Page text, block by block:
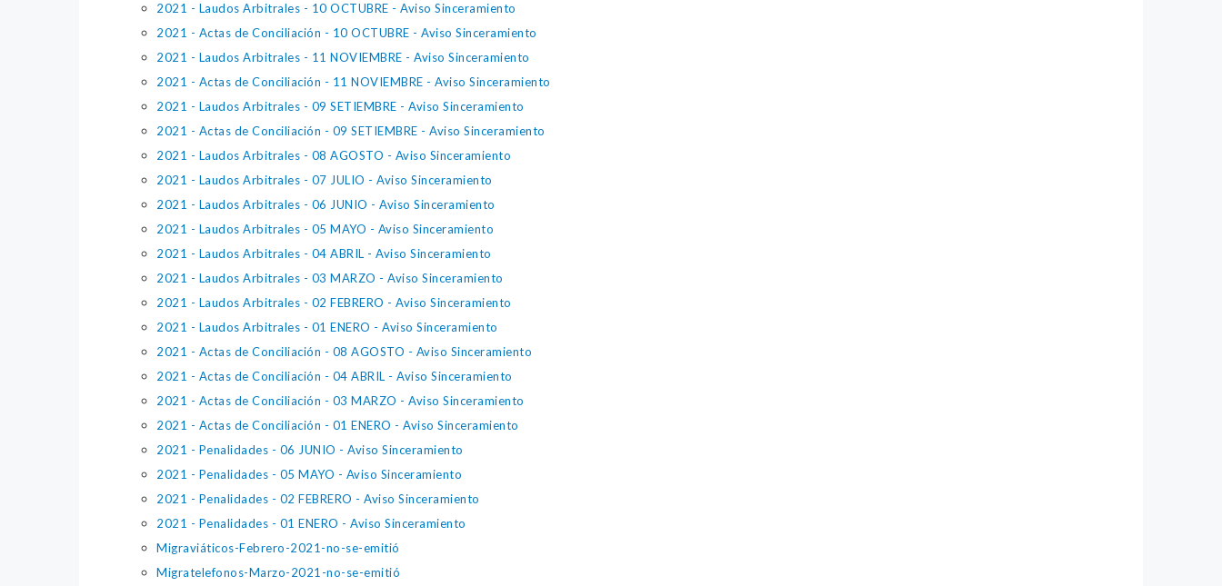
2021 - Laudos Arbitrales - 10 OCTUBRE - Aviso Sinceramiento
2021 - Actas de Conciliación - 10 OCTUBRE - Aviso Sinceramiento
2021 - Laudos Arbitrales - 11 NOVIEMBRE - Aviso Sinceramiento
2021 - Actas de Conciliación - 11 NOVIEMBRE - Aviso Sinceramiento
2021 - Laudos Arbitrales - 09 SETIEMBRE - Aviso Sinceramiento
2021 - Actas de Conciliación - 09 SETIEMBRE - Aviso Sinceramiento
2021 - Laudos Arbitrales - 08 AGOSTO - Aviso Sinceramiento
2021 - Laudos Arbitrales - 07 JULIO - Aviso Sinceramiento
2021 - Laudos Arbitrales - 06 JUNIO - Aviso Sinceramiento
2021 - Laudos Arbitrales - 05 MAYO - Aviso Sinceramiento
2021 - Laudos Arbitrales - 04 ABRIL - Aviso Sinceramiento
2021 - Laudos Arbitrales - 03 MARZO - Aviso Sinceramiento
2021 - Laudos Arbitrales - 02 FEBRERO - Aviso Sinceramiento
2021 - Laudos Arbitrales - 01 ENERO - Aviso Sinceramiento
2021 - Actas de Conciliación - 08 AGOSTO - Aviso Sinceramiento
2021 - Actas de Conciliación - 04 ABRIL - Aviso Sinceramiento
2021 - Actas de Conciliación - 03 MARZO - Aviso Sinceramiento
2021 - Actas de Conciliación - 01 ENERO - Aviso Sinceramiento
2021 - Penalidades - 06 JUNIO - Aviso Sinceramiento
2021 - Penalidades - 05 MAYO - Aviso Sinceramiento
2021 - Penalidades - 02 FEBRERO - Aviso Sinceramiento
2021 - Penalidades - 01 ENERO - Aviso Sinceramiento
Migraviáticos-Febrero-2021-no-se-emitió
Migratelefonos-Marzo-2021-no-se-emitió